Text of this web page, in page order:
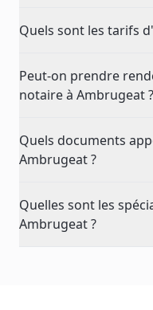
Quels sont les tarifs
Peut-on prendre
notaire à Ambrugeat ?
Quels documents
Ambrugeat ?
Quelles sont les
Ambrugeat ?